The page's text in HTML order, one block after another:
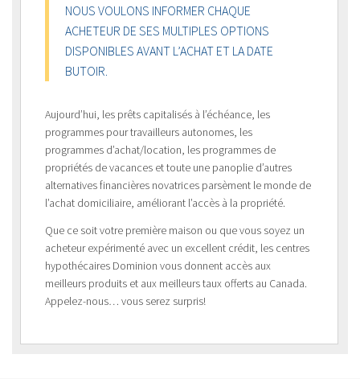
NOUS VOULONS INFORMER CHAQUE
ACHETEUR DE SES MULTIPLES OPTIONS
DISPONIBLES AVANT L’ACHAT ET LA DATE
BUTOIR.
Aujourd’hui, les prêts capitalisés à l’échéance, les
programmes pour travailleurs autonomes, les
programmes d’achat/location, les programmes de
propriétés de vacances et toute une panoplie d’autres
alternatives financières novatrices parsèment le monde de
l’achat domiciliaire, améliorant l’accès à la propriété.
Que ce soit votre première maison ou que vous soyez un
acheteur expérimenté avec un excellent crédit, les centres
hypothécaires Dominion vous donnent accès aux
meilleurs produits et aux meilleurs taux offerts au Canada.
Appelez-nous… vous serez surpris!